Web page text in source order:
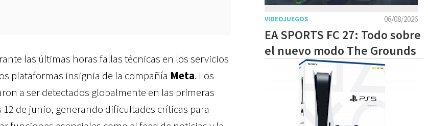
las últimas horas fallas técnicas en los servicios
plataformas insignia de la compañía Meta. Los
a ser detectados globalmente en las primeras
de junio, generando dificultades críticas para
06/08/2026
VIDEOJUEGOS
EA SPORTS FC 27: Todo sobre
el nuevo modo The Grounds